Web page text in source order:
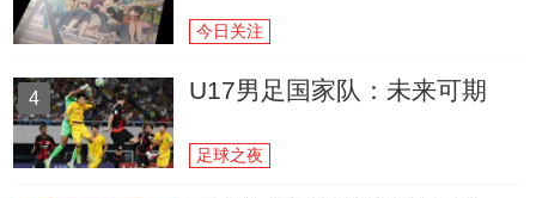
今日关注
4 U17男足国家队：未来可期
足球之夜